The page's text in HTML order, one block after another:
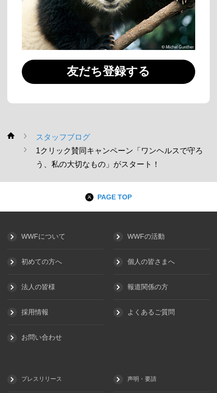
友だち登録する
WWF
スタッフブログ
1クリック賛同キャンペーン「ワンヘルスで守ろ
う、私の大切なもの」がスタート！
PAGE TOP
WWFについて WWFの活動
初めての方へ 個人の皆さまへ
法人の皆様 報道関係の方
採用情報 よくあるご質問
お問い合わせ
プレスリリース 声明・要請